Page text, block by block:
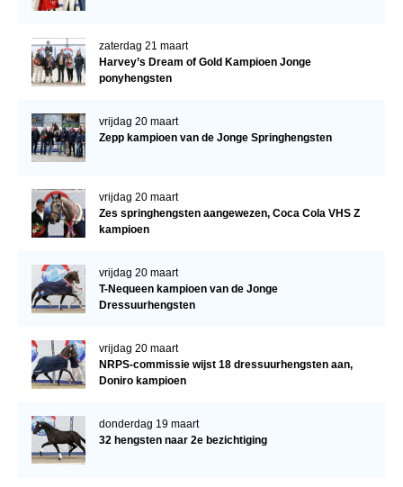
zaterdag 21 maart
Harvey’s Dream of Gold Kampioen Jonge
ponyhengsten
vrijdag 20 maart
Zepp kampioen van de Jonge Springhengsten
vrijdag 20 maart
Zes springhengsten aangewezen, Coca Cola VHS Z
kampioen
vrijdag 20 maart
T-Nequeen kampioen van de Jonge
Dressuurhengsten
vrijdag 20 maart
NRPS-commissie wijst 18 dressuurhengsten aan,
Doniro kampioen
donderdag 19 maart
32 hengsten naar 2e bezichtiging